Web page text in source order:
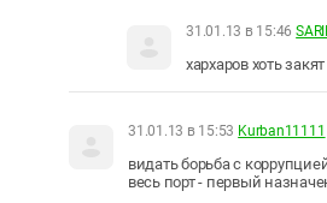
31.01.13 в 15:46
хархаров хоть
31.01.13 в 15:53 Kurban11111
видать борьба с
весь порт - первый